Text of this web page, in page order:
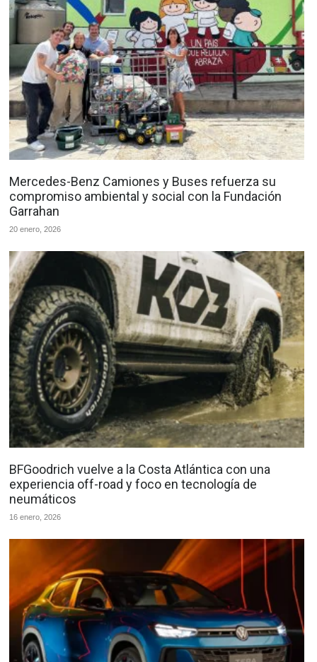
Mercedes-Benz Camiones y Buses refuerza su
compromiso ambiental y social con la Fundación
Garrahan
20 enero, 2026
BFGoodrich vuelve a la Costa Atlántica con una
experiencia off-road y foco en tecnología de
neumáticos
16 enero, 2026